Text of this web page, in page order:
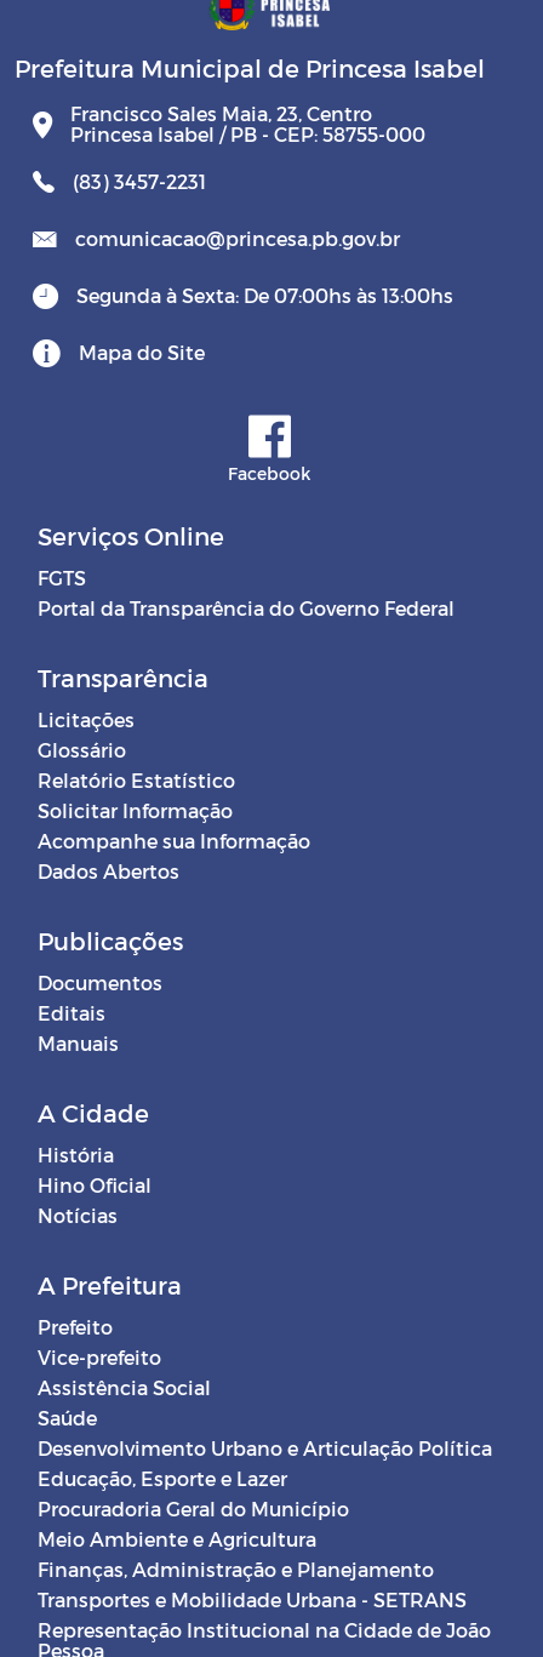
Prefeitura Municipal de Princesa Isabel
Francisco Sales Maia, 23, Centro
Princesa Isabel / PB - CEP: 58755-000
(83) 3457-2231
comunicacao@princesa.pb.gov.br
Segunda à Sexta: De 07:00hs às 13:00hs
Mapa do Site
Facebook
Serviços Online
FGTS
Portal da Transparência do Governo Federal
Transparência
Licitações
Glossário
Relatório Estatístico
Solicitar Informação
Acompanhe sua Informação
Dados Abertos
Publicações
Documentos
Editais
Manuais
A Cidade
História
Hino Oficial
Notícias
A Prefeitura
Prefeito
Vice-prefeito
Assistência Social
Saúde
Desenvolvimento Urbano e Articulação Política
Educação, Esporte e Lazer
Procuradoria Geral do Município
Meio Ambiente e Agricultura
Finanças, Administração e Planejamento
Transportes e Mobilidade Urbana - SETRANS
Representação Institucional na Cidade de João
Pessoa